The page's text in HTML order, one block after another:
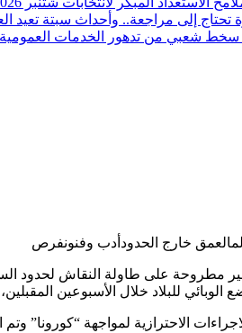
إلى مراجعة.. وأحداث سبتة تعيد
سخط شعبي من تدهور الخدمات العمومية
خارج الحدودأدب وفنونفرص
مطروحة على طاولة النقاش لحدود
للبلاد خلال الأسبوعين المقبلين،
الاحترازية لمواجهة “كورونا”